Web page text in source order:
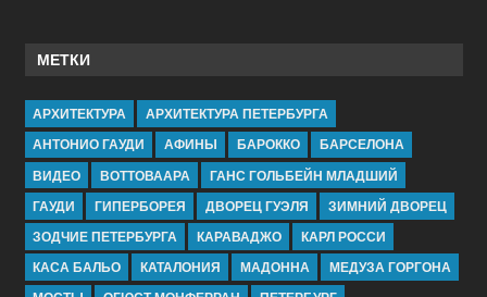
МЕТКИ
АРХИТЕКТУРА
АРХИТЕКТУРА ПЕТЕРБУРГА
АНТОНИО ГАУДИ
АФИНЫ БАРОККО
БАРСЕЛОНА
ВИДЕО
ВОТТОВААРА
ГАНС ГОЛЬБЕЙН МЛАДШИЙ
ГАУДИ
ГИПЕРБОРЕЯ ДВОРЕЦ ГУЭЛЯ
ЗИМНИЙ ДВОРЕЦ
ЗОДЧИЕ ПЕТЕРБУРГА
КАРАВАДЖО
КАРЛ РОССИ
КАСА БАЛЬО
КАТАЛОНИЯ МАДОННА
МЕДУЗА ГОРГОНА